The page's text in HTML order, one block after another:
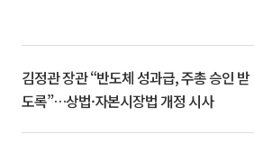
김정관 장관 “반도체 성과급, 주총 승인 받
도록”…상법·자본시장법 개정 시사